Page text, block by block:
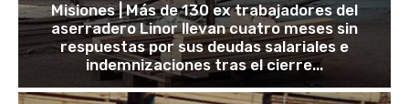
Misiones | Más de 130 ex trabajadores del
aserradero Linor llevan cuatro meses sin
respuestas por sus deudas salariales e
indemnizaciones tras el cierre...